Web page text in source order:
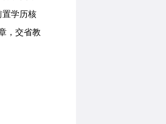
置学历核
，交省教